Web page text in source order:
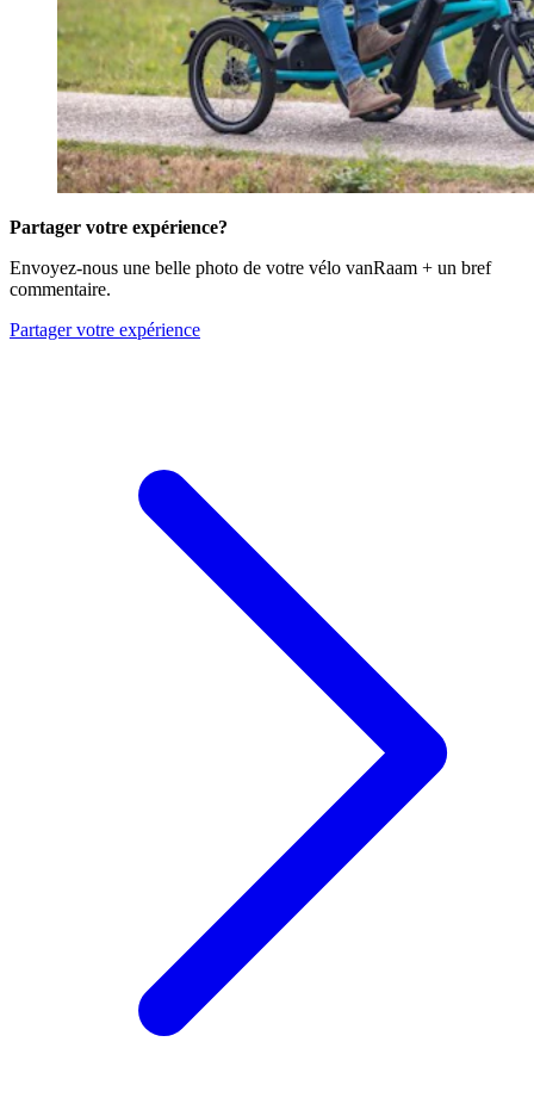
Partager votre expérience?
Envoyez-nous une belle photo de votre vélo vanRaam + un bref
commentaire.
Partager votre expérience